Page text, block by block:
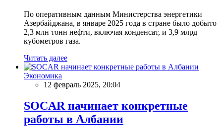
По оперативным данным Министерства энергетики
Азербайджана, в январе 2025 года в стране было добыто
2,3 млн тонн нефти, включая конденсат, и 3,9 млрд
кубометров газа.
Читать далее
Экономика
12 февраль 2025, 20:04
SOCAR начинает конкретные
работы в Албании